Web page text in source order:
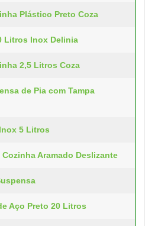
Plástico Preto Coza
Litros Inox Delinia
2,5 Litros Coza
de Pia com Tampa
5 Litros
Aramado Deslizante
Aço Preto 20 Litros